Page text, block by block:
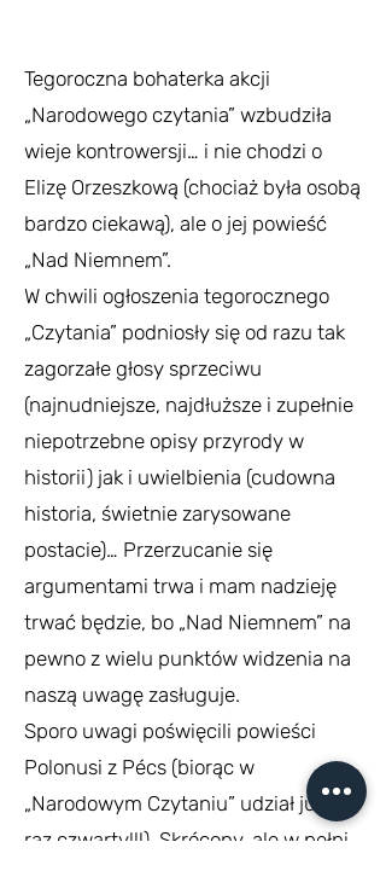
Tegoroczna bohaterka akcji
„Narodowego czytania” wzbudziła
wieje kontrowersji… i nie chodzi o
Elizę Orzeszkową (chociaż była osobą
bardzo ciekawą), ale o jej powieść
„Nad Niemnem”.
W chwili ogłoszenia tegorocznego
„Czytania” podniosły się od razu tak
zagorzałe głosy sprzeciwu
(najnudniejsze, najdłuższe i zupełnie
niepotrzebne opisy przyrody w
historii) jak i uwielbienia (cudowna
historia, świetnie zarysowane
postacie)… Przerzucanie się
argumentami trwa i mam nadzieję
trwać będzie, bo „Nad Niemnem” na
pewno z wielu punktów widzenia na
naszą uwagę zasługuje.
Sporo uwagi poświęcili powieści
Polonusi z Pécs (biorąc w
„Narodowym Czytaniu” udział już po
raz czwarty!!!). Skrócony, ale w pełni